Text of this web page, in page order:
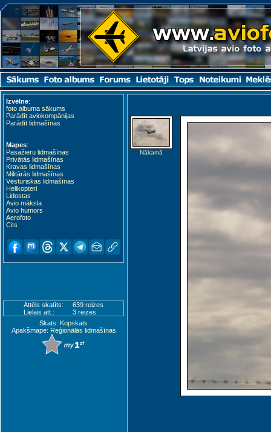
Izvēlne:
foto albuma sākums
Parādīt aviokompānijas
Parādīt lidmašīnas
Mapes:
Pasažieru lidmašīnas
Privātās lidmašīnas
Kravas lidmašīnas
Militārās lidmašīnas
Vēsturiskas lidmašīnas
Helikopteri
Lidostas
Avio māksla
Avio humors
Aerofoto
Cits
Attēls skatīts:
639 reizes
Lielais att.:
3 reizes
Skats: Kopskats
Apakšmape: Reģionālās lidmašīnas
Nākamā